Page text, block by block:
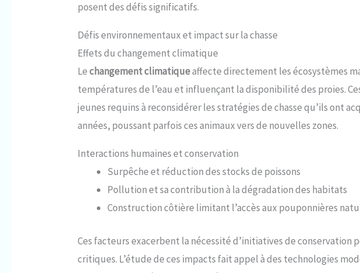
posent des défis significatifs.
Défis environnementaux et impact sur la chasse
Effets du changement climatique
Lechangement climatiqueaffecte directement les écosystèmes
températures de l’eau et influençant la disponibilité des proies.
jeunes requins à reconsidérer les stratégies de chasse qu’ils ont
années, poussant parfois ces animaux vers de nouvelles zones.
Interactions humaines et conservation
Surpêche et réduction des stocks de poissons
Pollution et sa contribution à la dégradation des habitats
Construction côtière limitant l’accès aux pouponnières
Ces facteurs exacerbent la nécessité d’initiatives de conservation
critiques. L’étude de ces impacts fait appel à des technologies